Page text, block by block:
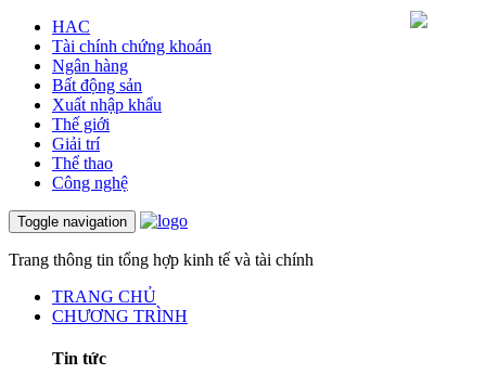
HAC
Tài chính chứng khoán
Ngân hàng
Bất động sản
Xuất nhập khẩu
Thế giới
Giải trí
Thể thao
Công nghệ
Toggle navigation
Trang thông tin tổng hợp kinh tế và tài chính
TRANG CHỦ
CHƯƠNG TRÌNH
Tin tức